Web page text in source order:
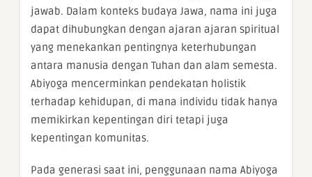
jawab. Dalam konteks budaya Jawa, nama ini juga
dapat dihubungkan dengan ajaran ajaran spiritual
yang menekankan pentingnya keterhubungan
antara manusia dengan Tuhan dan alam semesta.
Abiyoga mencerminkan pendekatan holistik
terhadap kehidupan, di mana individu tidak hanya
memikirkan kepentingan diri tetapi juga
kepentingan komunitas.
Pada generasi saat ini, penggunaan nama Abiyoga